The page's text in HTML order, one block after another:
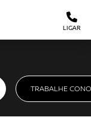
LIGAR
TRABALHE